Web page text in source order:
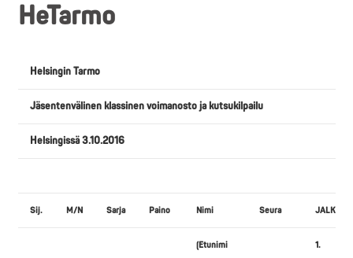
HeTarmo
Helsingin Tarmo
Jäsentenvälinen klassinen voimanosto ja kutsukilpailu
Helsingissä 3.10.2016
Sij. M/N Sarja Paino Nimi Seura
(Etunimi
1.